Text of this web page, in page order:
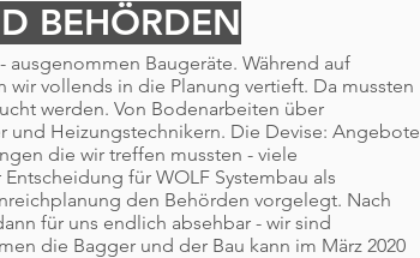
BEHÖRDEN
ausgenommen Baugeräte. Während auf
vollends in die Planung vertieft. Da mussten
werden. Von Bodenarbeiten über
und Heizungstechnikern. Die Devise: Angebote
die wir treffen mussten - viele
für WOLF Systembau als
den Behörden vorgelegt. Nach
für uns endlich absehbar - wir sind
die Bagger und der Bau kann im März 2020